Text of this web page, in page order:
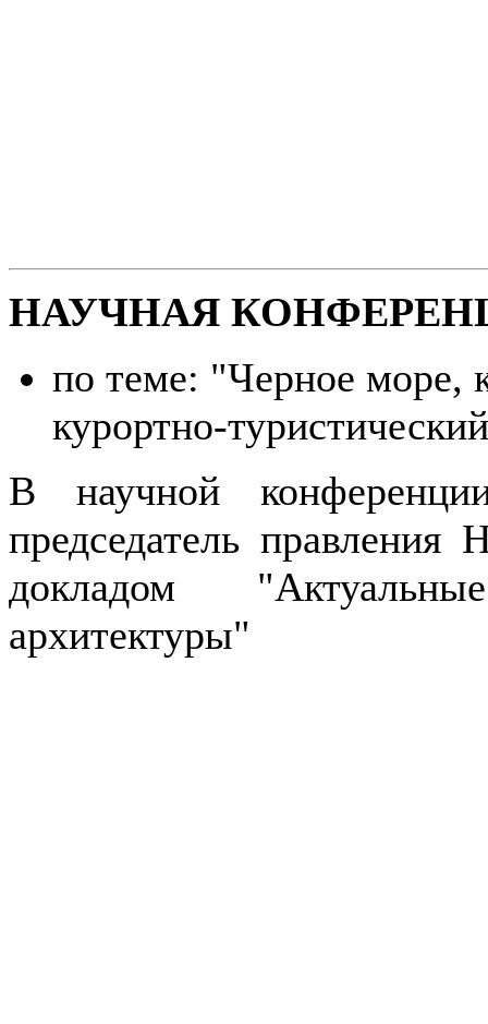
НАУЧНАЯ
по теме: "Черное море,
курортно-
В научной
председатель
докладом
архитектуры"